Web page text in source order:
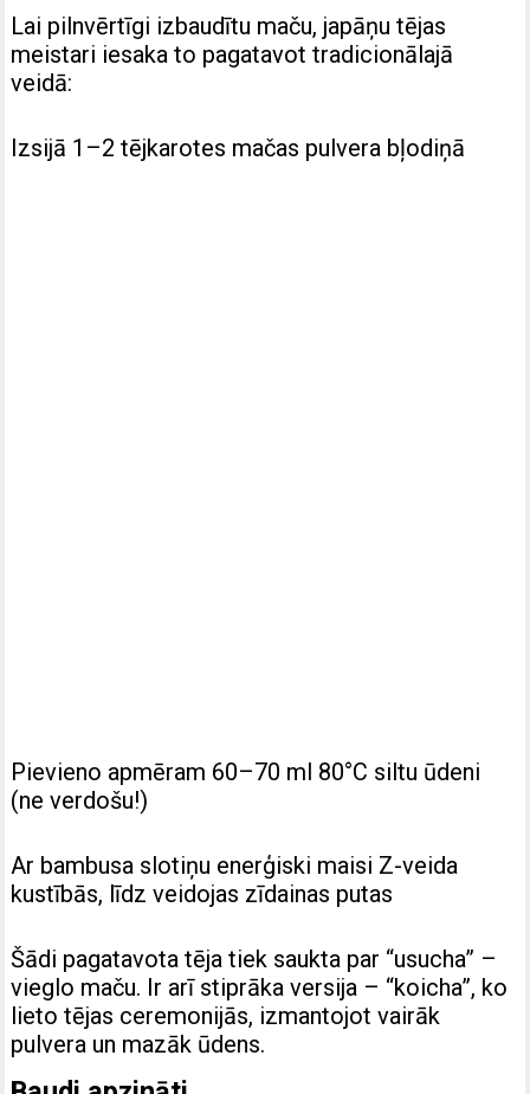
Lai pilnvērtīgi izbaudītu maču, japāņu tējas
meistari iesaka to pagatavot tradicionālajā
veidā:
Izsijā 1–2 tējkarotes mačas pulvera bļodiņā
Pievieno apmēram 60–70 ml 80°C siltu ūdeni
(ne verdošu!)
Ar bambusa slotiņu enerģiski maisi Z-veida
kustībās, līdz veidojas zīdainas putas
Šādi pagatavota tēja tiek saukta par “usucha” –
vieglo maču. Ir arī stiprāka versija – “koicha”, ko
lieto tējas ceremonijās, izmantojot vairāk
pulvera un mazāk ūdens.